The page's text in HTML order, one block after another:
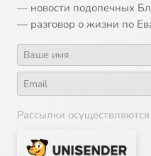
— новости подопечных
— разговор о жизни по
Рассылки